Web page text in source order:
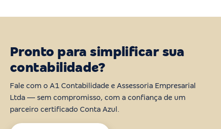
Pronto para simplificar sua
contabilidade?
Fale com o A1 Contabilidade e Assessoria Empresarial
Ltda — sem compromisso, com a confiança de um
parceiro certificado Conta Azul.